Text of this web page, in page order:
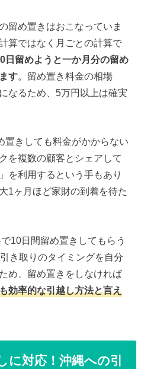
留め置きはおこなっていま
算ではなく月ごとの計算で
日留めようと一か月分の留め
す。留め置き料金の相場
なるため、5万円以上は確実
置きしても料金がかからない
を複数の顧客とシェアして
を利用するという手もあり
1ヶ月ほど家財の到着を待た
10日間留め置きしてもらう
き取りのタイミングを自分
め、留め置きをしなければ
効率的な引越し方法と言え
に対応！沖縄への引